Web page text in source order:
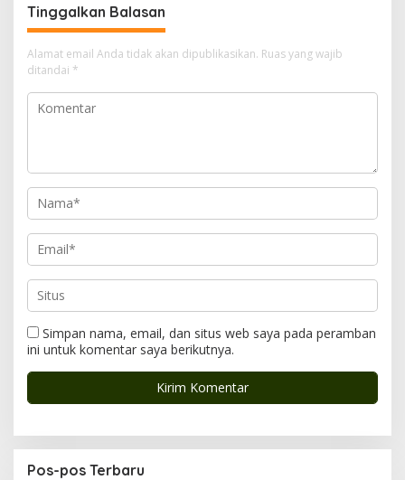
s
i
p
o
s
Tinggalkan Balasan
Alamat email Anda tidak akan dipublikasikan. Ruas yang wajib
ditandai *
Simpan nama, email, dan situs web saya pada peramban
ini untuk komentar saya berikutnya.
Pos-pos Terbaru